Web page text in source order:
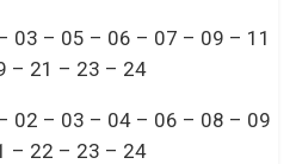
03 – 05 – 06 – 07 – 09 – 11
– 21 – 23 – 24
02 – 03 – 04 – 06 – 08 – 09
– 22 – 23 – 24